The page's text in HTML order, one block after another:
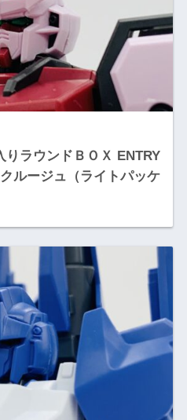
りラウンドＢＯＸ ENTRY
ルージュ（ライトパッケ